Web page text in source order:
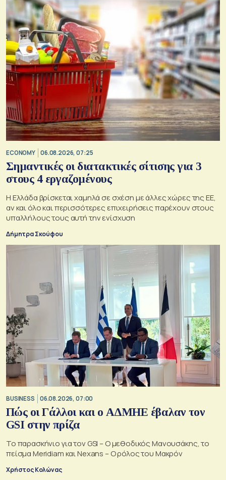
ECONOMY 06.08.2026, 07:25
Σημαντικές οι διατακτικές σίτισης για 3
στους 4 εργαζομένους
Η Ελλάδα βρίσκεται χαμηλά σε σχέση με άλλες χώρες της ΕΕ,
αν και όλο και περισσότερες επιχειρήσεις παρέχουν στους
υπαλλήλους τους αυτή την ενίσχυση
Δήμητρα Σκούφου
BUSINESS 06.08.2026, 07:00
Πώς οι Γάλλοι και ο ΑΔΜΗΕ έβαλαν τον
GSI στην πρίζα
Το παρασκήνιο για τον GSI – Ο μεθοδικός Μανουσάκης, το
πείσμα Meridiam και Nexans – Ο ρόλος του Μακρόν
Χρήστος Κολώνας